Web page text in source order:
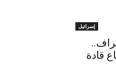
إسرائيل
قادة